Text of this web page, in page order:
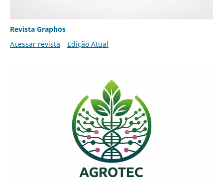
Revista Graphos
Acessar revista
Edição Atual